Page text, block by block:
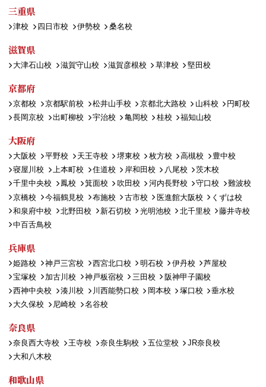
三重県
津校 四日市校 伊勢校 桑名校
滋賀県
大津石山校 滋賀守山校 滋賀彦根校 草津校 堅田校
京都府
京都校 京都駅前校 松井山手校 京都北大路校 山科校
円町校
長岡京校
出町柳校 宇治校 亀岡校 桂校 福知山校
大阪府
大阪校 平野校 天王寺校 堺東校 枚方校 高槻校
豊中校
寝屋川校
上本町校 住道校 岸和田校 八尾校
茨木校
千里中央校
鳳校 箕面校 吹田校 河内長野校 守口校
難波校
京橋校
今福鶴見校 布施校 古市校 医進館大阪校
くずは校
和泉府中校
北野田校 新石切校 光明池校 北千里校
藤井寺校
中百舌鳥校
兵庫県
姫路校 神戸三宮校 西宮北口校 明石校 伊丹校
芦屋校
宝塚校
加古川校 神戸板宿校 三田校
阪神甲子園校
西神中央校
湊川校 川西能勢口校 岡本校 塚口校
垂水校
大久保校
尼崎校 名谷校
奈良県
奈良西大寺校 王寺校 奈良生駒校 五位堂校
JR奈良校
大和八木校
和歌山県